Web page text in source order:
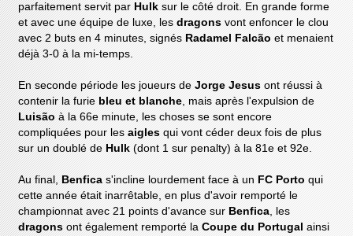
parfaitement servit par Hulksur le côté droit. En grande forme
et avec une équipe de luxe, lesdragonsvont enfoncer le clou
avec 2 buts en 4 minutes, signés Radamel Falcão et menaient
déjà 3-0 à la mi-temps.
En seconde période les joueurs deJorge Jesus ont réussi à
contenir la furie bleu et blanche, mais après l'expulsion de
Luisãoà la 66e minute, les choses se sont encore
compliquées pour lesaiglesqui vont céder deux fois de plus
sur un doublé de Hulk(dont 1 sur penalty) à la 81e et 92e.
Au final, Benficas'incline lourdement face à un FC Porto qui
cette année était inarrêtable, en plus d'avoir remporté le
championnat avec 21 points d'avance sur Benfica, les
dragonsont également remporté laCoupe du Portugal ainsi